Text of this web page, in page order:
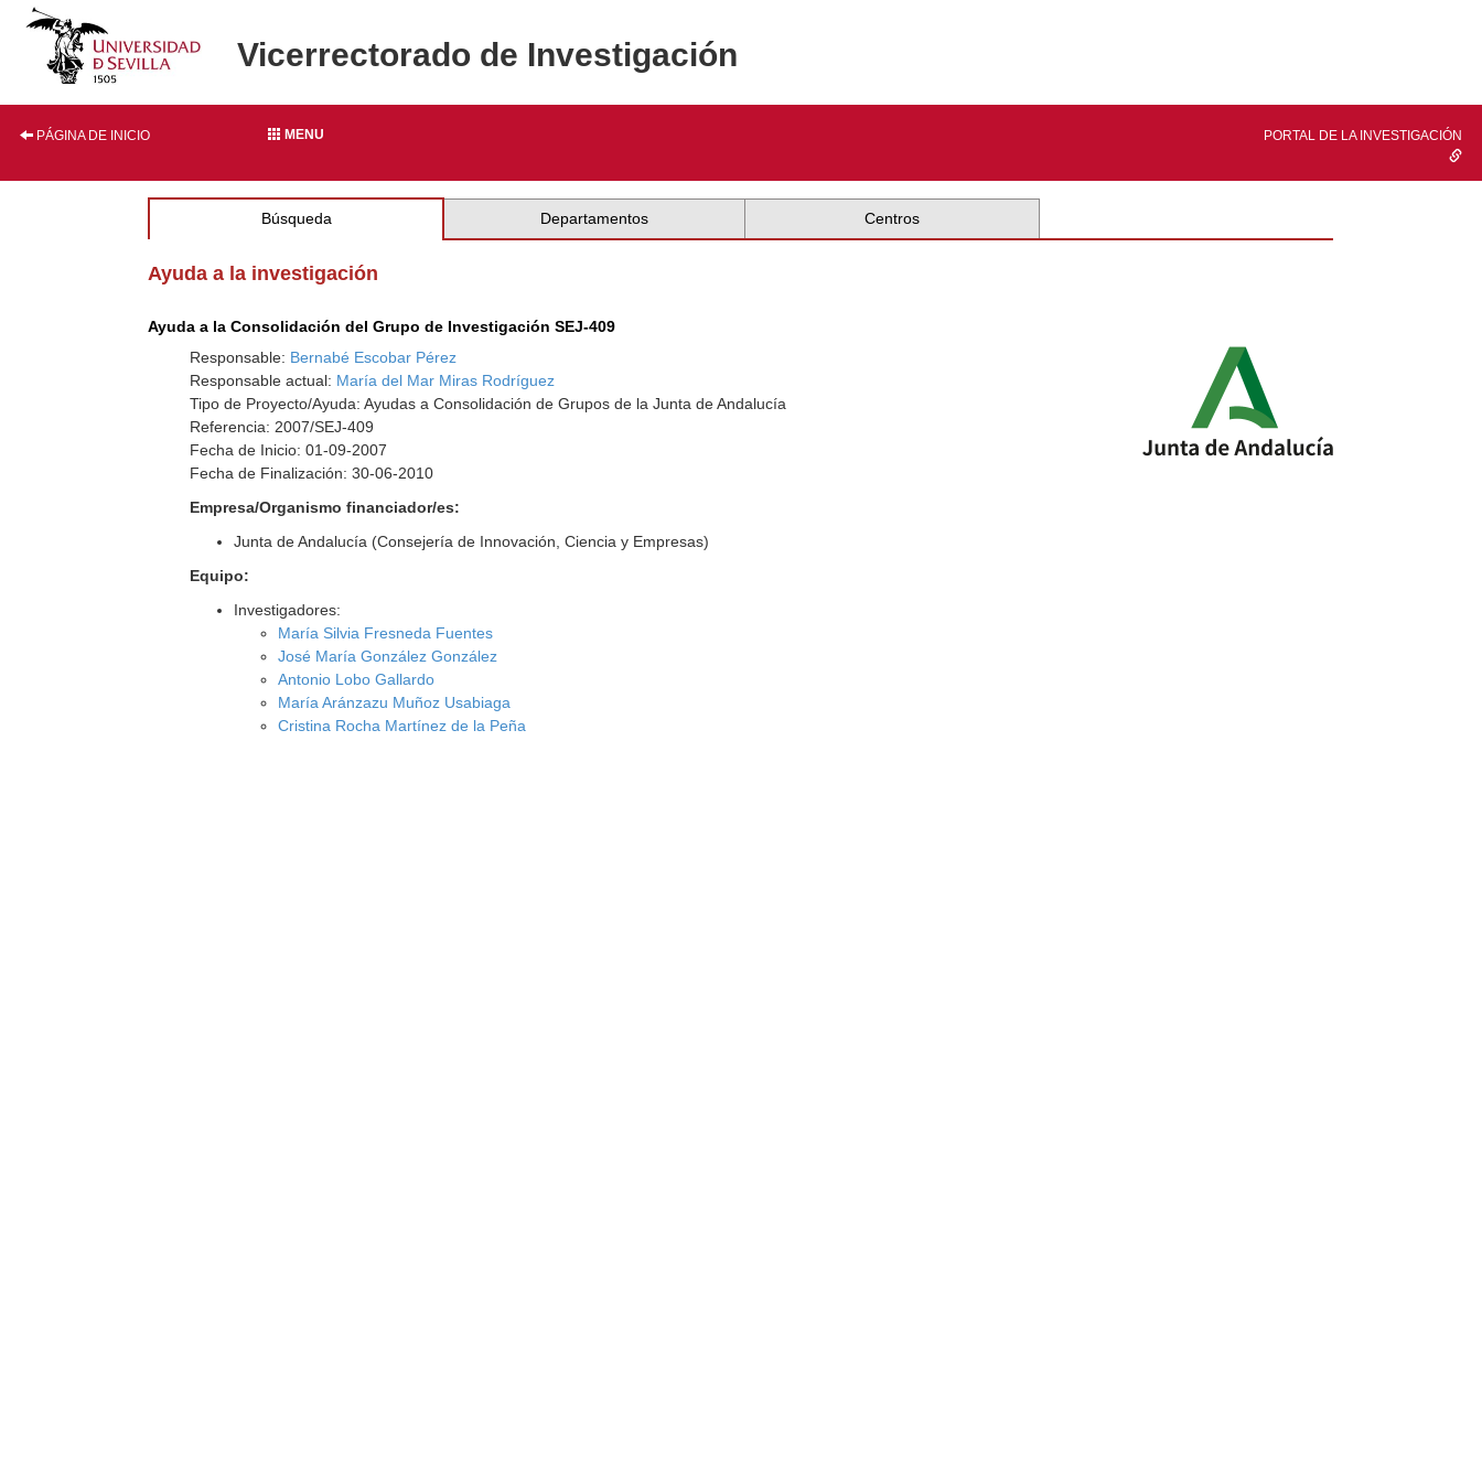
Vicerrectorado de Investigación
PÁGINA DE INICIO MENU PORTAL DE LA INVESTIGACIÓN
Búsqueda Departamentos Centros
Ayuda a la investigación
Ayuda a la Consolidación del Grupo de Investigación SEJ-409
Responsable: Bernabé Escobar Pérez
Responsable actual: María del Mar Miras Rodríguez
Tipo de Proyecto/Ayuda: Ayudas a Consolidación de Grupos de la Junta de Andalucía
Referencia: 2007/SEJ-409
Fecha de Inicio: 01-09-2007
Fecha de Finalización: 30-06-2010
Empresa/Organismo financiador/es:
Junta de Andalucía (Consejería de Innovación, Ciencia y Empresas)
Equipo:
Investigadores:
María Silvia Fresneda Fuentes
José María González González
Antonio Lobo Gallardo
María Aránzazu Muñoz Usabiaga
Cristina Rocha Martínez de la Peña